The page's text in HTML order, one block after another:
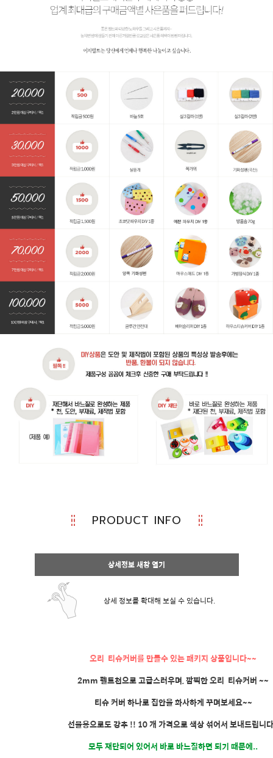
PRODUCT INFO
상세정보 새창 열기
상세 정보를 확대해 보실 수 있습니다.
오리 티슈커버를 만들수 있는 패키지 상품입니다~~
2mm 펠트천으로 고급스러우며, 깜찍한 오리 티슈커버 ~~
티슈 커버 하나로 집안을 화사하게 꾸며보세요~~
선물용으로도 강추 !! 10 개 가격으로 색상 섞어서 보내드립니
모두 재단되어 있어서 바로 바느질하면 되기 때문에..